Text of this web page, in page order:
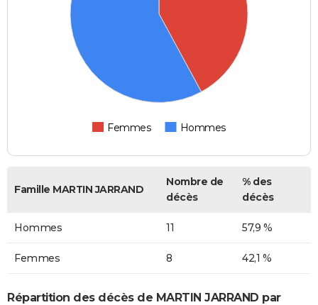
Femmes Hommes
Famille MARTIN JARRAND
Nombre de
décès
% des
décès
Hommes 11 57,9 %
Femmes 8 42,1 %
Répartition des décès de MARTIN JARRAND par